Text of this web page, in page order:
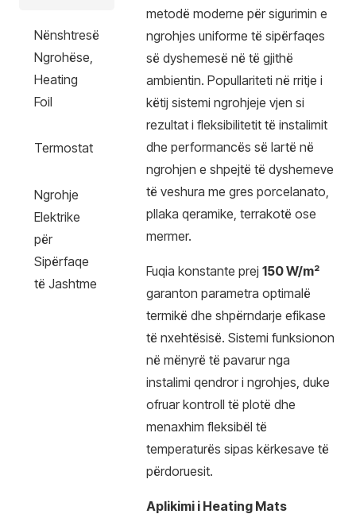
Nënshtresë
Ngrohëse,
Heating
Foil
Termostat
Ngrohje
Elektrike
për
Sipërfaqe
të Jashtme
metodë moderne për sigurimin e
ngrohjes uniforme të sipërfaqes
së dyshemesë në të gjithë
ambientin. Popullariteti në rritje i
këtij sistemi ngrohjeje vjen si
rezultat i fleksibilitetit të instalimit
dhe performancës së lartë në
ngrohjen e shpejtë të dyshemeve
të veshura me gres porcelanato,
pllaka qeramike, terrakotë ose
mermer.
Fuqia konstante prej 150 W/m²
garanton parametra optimalë
termikë dhe shpërndarje efikase
të nxehtësisë. Sistemi funksionon
në mënyrë të pavarur nga
instalimi qendror i ngrohjes, duke
ofruar kontroll të plotë dhe
menaxhim fleksibël të
temperaturës sipas kërkesave të
përdoruesit.
Aplikimi i Heating Mats